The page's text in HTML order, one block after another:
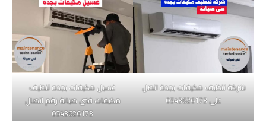
شركة تنظيف مكيفات بجدة اتصل
على 0543626173
غسيل مكيفات بجده تنظيف
مكيفات فنى صيانة رقم اتصال
0543626173